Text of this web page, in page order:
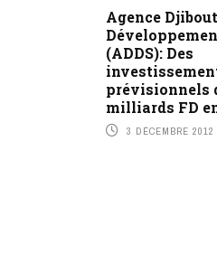
Agence
(ADDS): Des
prévisionnels
milliards FD
3 DÉCEMBRE 2012